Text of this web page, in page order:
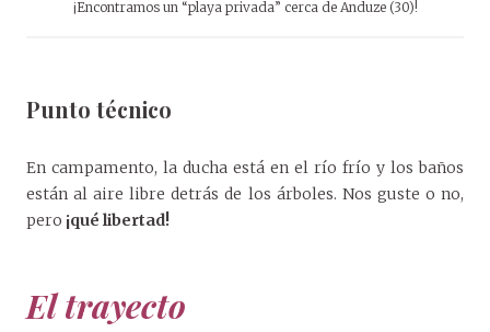
¡Encontramos un “playa privada” cerca de Anduze (30)!
Punto técnico
En campamento, la ducha está en el río frío y los baños
están al aire libre detrás de los árboles. Nos guste o no,
pero ¡qué libertad!
El trayecto